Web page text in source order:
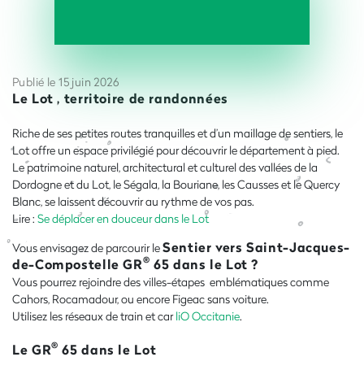
Publié le 15 juin 2026
Le Lot , territoire de randonnées
Riche de ses petites routes tranquilles et d’un maillage de sentiers, le
Lot offre un espace privilégié pour découvrir le département à pied.
Le patrimoine naturel, architectural et culturel des vallées de la
Dordogne et du Lot, le Ségala, la Bouriane, les Causses et le Quercy
Blanc, se laissent découvrir au rythme de vos pas.
Lire : Se déplacer en douceur dans le Lot
Vous envisagez de parcourir leSentier vers Saint-Jacques-
de-Compostelle GR® 65 dans le Lot ?
Vous pourrez rejoindre des villes-étapes emblématiques comme
Cahors, Rocamadour, ou encore Figeac sans voiture.
Utilisez les réseaux de train et carliO Occitanie.
Le GR® 65 dans le Lot